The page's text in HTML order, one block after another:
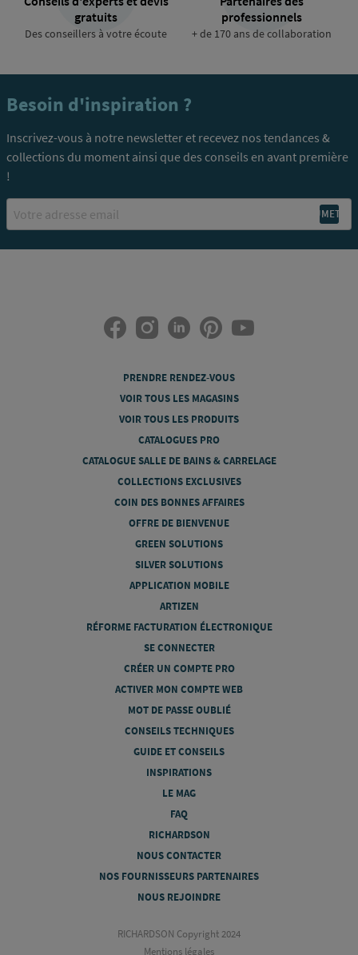
gratuits
Des conseillers à votre écoute
professionnels
+ de 170 ans de collaboration
Besoin d'inspiration ?
Inscrivez-vous à notre newsletter et recevez nos tendances &
collections du moment ainsi que des conseils en avant première
!
PRENDRE RENDEZ-VOUS
VOIR TOUS LES MAGASINS
VOIR TOUS LES PRODUITS
CATALOGUES PRO
CATALOGUE SALLE DE BAINS & CARRELAGE
COLLECTIONS EXCLUSIVES
COIN DES BONNES AFFAIRES
OFFRE DE BIENVENUE
GREEN SOLUTIONS
SILVER SOLUTIONS
APPLICATION MOBILE
ARTIZEN
RÉFORME FACTURATION ÉLECTRONIQUE
SE CONNECTER
CRÉER UN COMPTE PRO
ACTIVER MON COMPTE WEB
MOT DE PASSE OUBLIÉ
CONSEILS TECHNIQUES
GUIDE ET CONSEILS
INSPIRATIONS
LE MAG
FAQ
RICHARDSON
NOUS CONTACTER
NOS FOURNISSEURS PARTENAIRES
NOUS REJOINDRE
RICHARDSON Copyright 2024
Mentions légales